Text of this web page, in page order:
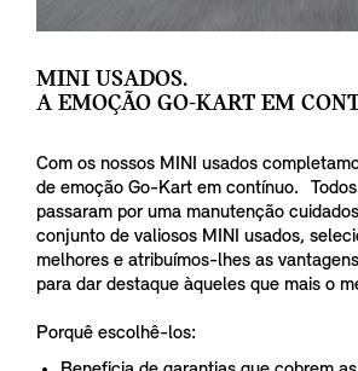
MINI USADOS.
A EMOÇÃO GO-KART EM
Com os nossos MINI usados
de emoção Go-Kart em contínuo.
passaram por uma manutenção
conjunto de valiosos MINI usados,
melhores e atribuímos-lhes as
para dar destaque àqueles que mais o
Porquê escolhê-los: